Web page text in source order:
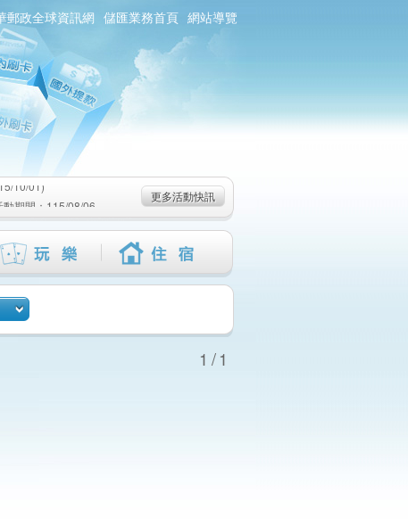
郵政全球資訊網 儲匯業務首頁 網站導覽
10/01)
動期間：115/08/06-
08/06-115/09/02)
10/01)
期間：115/08/06-
08/06-115/09/02)
更多活動快訊
1/1